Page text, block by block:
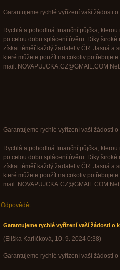
Garantujeme rychlé vyřízení vaší žádosti o
Rychlá a pohodlná finanční půjčka,
po celou dobu splácení úvěru. Díky
získat téměř každý žadatel v ČR. Jasná a
které můžete použít na cokoliv
mail: NOVAPUJCKA.CZ@GMAIL.COM
Garantujeme rychlé vyřízení vaší žádosti o
Rychlá a pohodlná finanční půjčka,
po celou dobu splácení úvěru. Díky
získat téměř každý žadatel v ČR. Jasná a
které můžete použít na cokoliv
mail: NOVAPUJCKA.CZ@GMAIL.COM
Odpovědět
Garantujeme rychlé vyřízení vaší žádosti o
(Eliška Karlíčková, 10. 9. 2024 0:38)
Garantujeme rychlé vyřízení vaší žádosti o